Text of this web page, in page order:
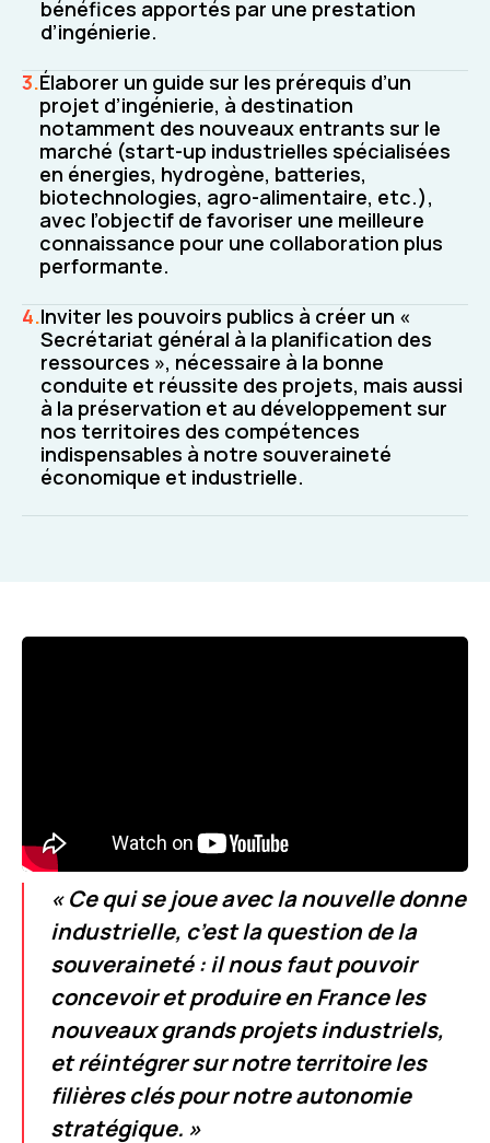
bénéfices apportés par une prestation
d’ingénierie.
Élaborer un guide sur les prérequis d’un
projet d’ingénierie, à destination
notamment des nouveaux entrants sur le
marché (start-up industrielles spécialisées
en énergies, hydrogène, batteries,
biotechnologies, agro-alimentaire, etc.),
avec l’objectif de favoriser une meilleure
connaissance pour une collaboration plus
performante.
Inviter les pouvoirs publics à créer un «
Secrétariat général à la planification des
ressources », nécessaire à la bonne
conduite et réussite des projets, mais aussi
à la préservation et au développement sur
nos territoires des compétences
indispensables à notre souveraineté
économique et industrielle.
« Ce qui se joue avec la nouvelle donne
industrielle, c’est la question de la
souveraineté : il nous faut pouvoir
concevoir et produire en France les
nouveaux grands projets industriels,
et réintégrer sur notre territoire les
filières clés pour notre autonomie
stratégique. »